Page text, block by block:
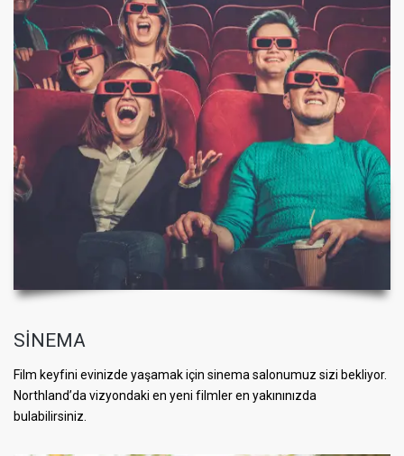
SİNEMA
Film keyfini evinizde yaşamak için sinema salonumuz sizi bekliyor.
Northland’da vizyondaki en yeni filmler en yakınınızda
bulabilirsiniz.